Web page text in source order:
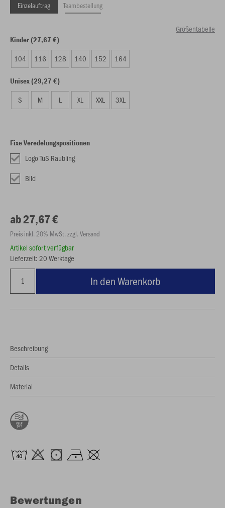
Einzelauftrag Teambestellung
Größentabelle
Kinder (27,67 €)
104 116 128 140 152 164
Unisex (29,27 €)
S M L XL XXL 3XL
Fixe Veredelungspositionen
Logo TuS Raubling
Bild
ab 27,67 €
Preis inkl. 20% MwSt. zzgl. Versand
Artikel sofort verfügbar
Lieferzeit: 20 Werktage
In den Warenkorb
Beschreibung
Details
Material
Bewertungen